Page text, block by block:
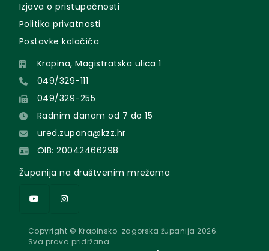
Izjava o pristupačnosti
Politika privatnosti
Postavke kolačića
Krapina, Magistratska ulica 1
049/329-111
049/329-255
Radnim danom od 7 do 15
ured.zupana@kzz.hr
OIB: 20042466298
Županija na društvenim mrežama
Copyright © Krapinsko-zagorska županija 2026.
Sva prava pridržana.